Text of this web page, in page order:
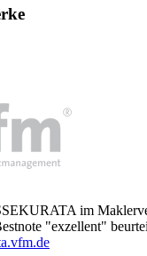
im
"exzellent"